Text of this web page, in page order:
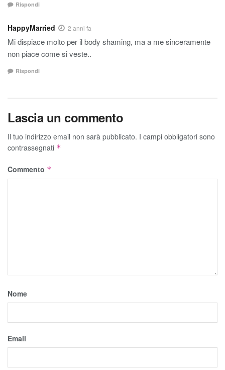
Rispondi
HappyMarried 2 anni fa
Mi dispiace molto per il body shaming, ma a me sinceramente
non piace come si veste..
Rispondi
Lascia un commento
Il tuo indirizzo email non sarà pubblicato. I campi obbligatori sono
contrassegnati *
Commento *
Nome
Email